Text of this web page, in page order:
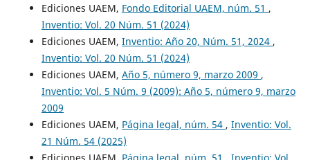
Ediciones UAEM, Fondo Editorial UAEM, núm. 51 ,
Inventio: Vol. 20 Núm. 51 (2024)
Ediciones UAEM, Inventio: Año 20, Núm. 51, 2024 ,
Inventio: Vol. 20 Núm. 51 (2024)
Ediciones UAEM, Año 5, número 9, marzo 2009 ,
Inventio: Vol. 5 Núm. 9 (2009): Año 5, número 9, marzo
2009
Ediciones UAEM, Página legal, núm. 54 , Inventio: Vol.
21 Núm. 54 (2025)